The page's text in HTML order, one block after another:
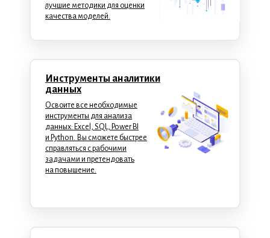
Инструменты аналитики
данных
Освоите все необходимые
инструменты для анализа
данных: Excel, SQL, Power BI
и Python. Вы сможете быстрее
справляться с рабочими
задачами и претендовать
на повышение.
лучшие методики для оценки
качества моделей.